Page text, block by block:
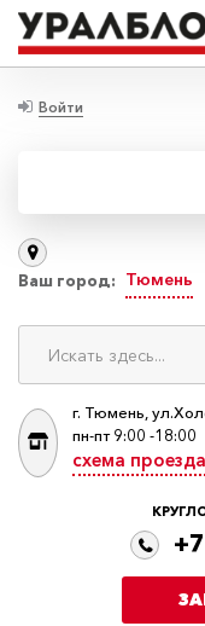
Войти
Ваш город: Тюмень
г. Тюмень,
пн-пт 9:00 -18:00
схема проезда